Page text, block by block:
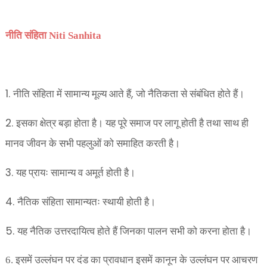
नीति संहिता Niti Sanhita
1. नीति संहिता में सामान्य मूल्य आते हैं, जो नैतिकता से संबंधित होते हैं।
2. इसका क्षेत्र बड़ा होता है। यह पूरे समाज पर लागू होती है तथा साथ ही
मानव जीवन के सभी पहलुओं को समाहित करती है।
3. यह प्रायः सामान्य व अमूर्त होती है।
4. नैतिक संहिता सामान्यतः स्थायी होती है।
5. यह नैतिक उत्तरदायित्व होते हैं जिनका पालन सभी को करना होता है।
6. इसमें उल्लंघन पर दंड का प्रावधान इसमें कानून के उल्लंघन पर आचरण